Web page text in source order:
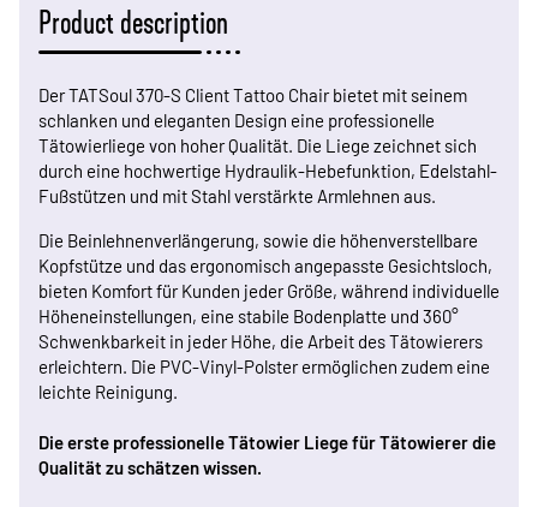
Product description
Der TATSoul 370-S Client Tattoo Chair bietet mit seinem
schlanken und eleganten Design eine professionelle
Tätowierliege von hoher Qualität. Die Liege zeichnet sich
durch eine hochwertige Hydraulik-Hebefunktion, Edelstahl-
Fußstützen und mit Stahl verstärkte Armlehnen aus.
Die Beinlehnenverlängerung, sowie die höhenverstellbare
Kopfstütze und das ergonomisch angepasste Gesichtsloch,
bieten Komfort für Kunden jeder Größe, während individuelle
Höheneinstellungen, eine stabile Bodenplatte und 360°
Schwenkbarkeit in jeder Höhe, die Arbeit des Tätowierers
erleichtern. Die PVC-Vinyl-Polster ermöglichen zudem eine
leichte Reinigung.
Die erste professionelleTätowier Liegefür Tätowierer die
Qualität zu schätzen wissen.